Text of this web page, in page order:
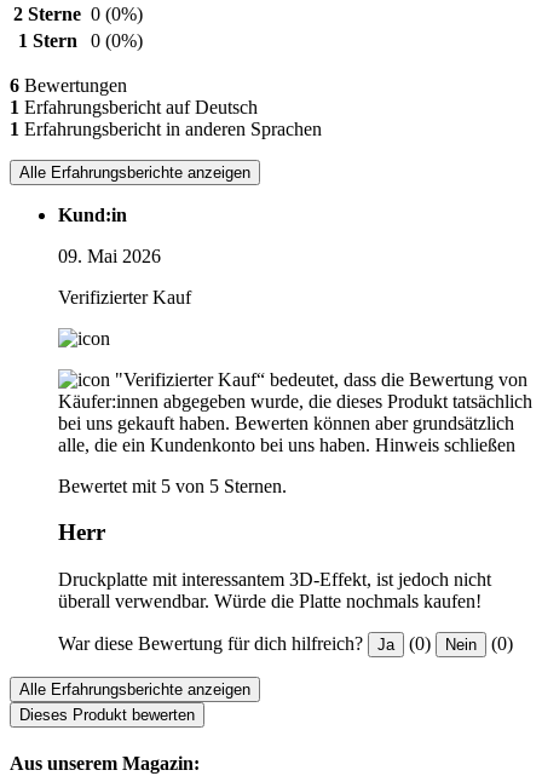
2 Sterne 0 (0%)
1 Stern
0 (0%)
6 Bewertungen
1 Erfahrungsbericht auf Deutsch
1 Erfahrungsbericht in anderen Sprachen
Alle Erfahrungsberichte anzeigen
Kund:in
09. Mai 2026
Verifizierter Kauf
"Verifizierter Kauf“ bedeutet, dass die Bewertung von
Käufer:innen abgegeben wurde, die dieses Produkt tatsächlich
bei uns gekauft haben. Bewerten können aber grundsätzlich
alle, die ein Kundenkonto bei uns haben. Hinweis schließen
Bewertet mit 5 von 5 Sternen.
Herr
Druckplatte mit interessantem 3D-Effekt, ist jedoch nicht
überall verwendbar. Würde die Platte nochmals kaufen!
War diese Bewertung für dich hilfreich? Ja (0) Nein (0)
Alle Erfahrungsberichte anzeigen
Dieses Produkt bewerten
Aus unserem Magazin: